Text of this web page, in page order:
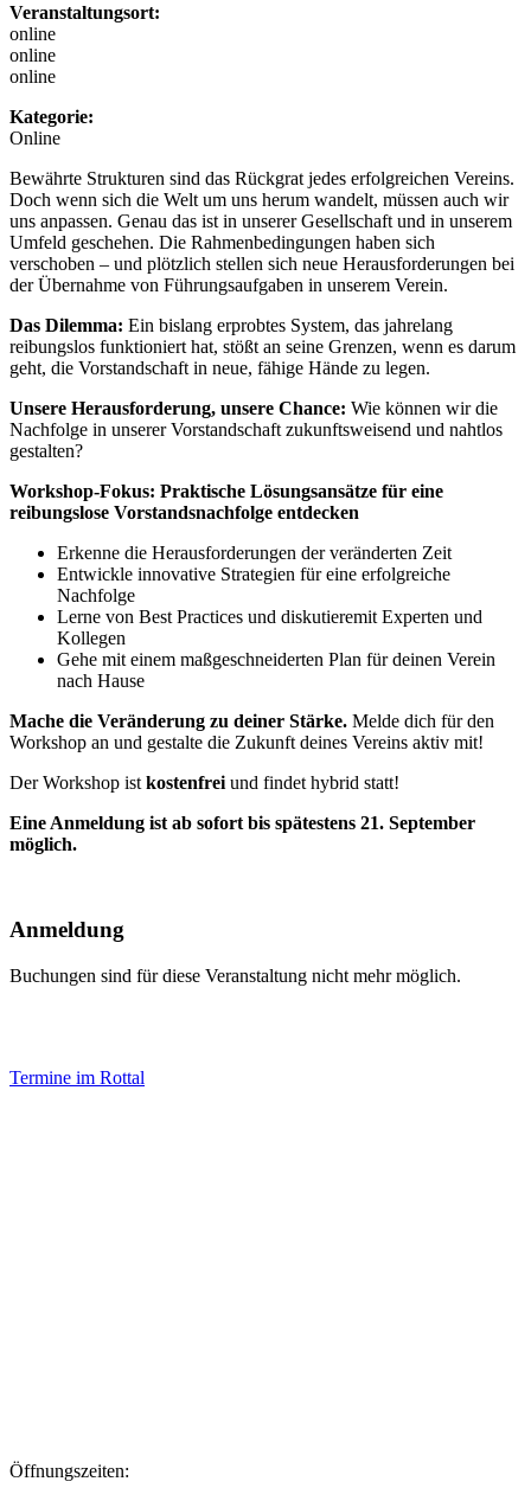
Veranstaltungsort:
online
online
online
Kategorie:
Online
Bewährte Strukturen sind das Rückgrat jedes erfolgreichen Vereins.
Doch wenn sich die Welt um uns herum wandelt, müssen auch wir
uns anpassen. Genau das ist in unserer Gesellschaft und in unserem
Umfeld geschehen. Die Rahmenbedingungen haben sich
verschoben – und plötzlich stellen sich neue Herausforderungen bei
der Übernahme von Führungsaufgaben in unserem Verein.
Das Dilemma: Ein bislang erprobtes System, das jahrelang
reibungslos funktioniert hat, stößt an seine Grenzen, wenn es darum
geht, die Vorstandschaft in neue, fähige Hände zu legen.
Unsere Herausforderung, unsere Chance: Wie können wir die
Nachfolge in unserer Vorstandschaft zukunftsweisend und nahtlos
gestalten?
Workshop-Fokus: Praktische Lösungsansätze für eine
reibungslose Vorstandsnachfolge entdecken
Erkenne die Herausforderungen der veränderten Zeit
Entwickle innovative Strategien für eine erfolgreiche
Nachfolge
Lerne von Best Practices und diskutieremit Experten und
Kollegen
Gehe mit einem maßgeschneiderten Plan für deinen Verein
nach Hause
Mache die Veränderung zu deiner Stärke. Melde dich für den
Workshop an und gestalte die Zukunft deines Vereins aktiv mit!
Der Workshop ist kostenfrei und findet hybrid statt!
Eine Anmeldung ist ab sofort bis spätestens 21. September
möglich.
Anmeldung
Buchungen sind für diese Veranstaltung nicht mehr möglich.
Termine im Rottal
Öffnungszeiten: